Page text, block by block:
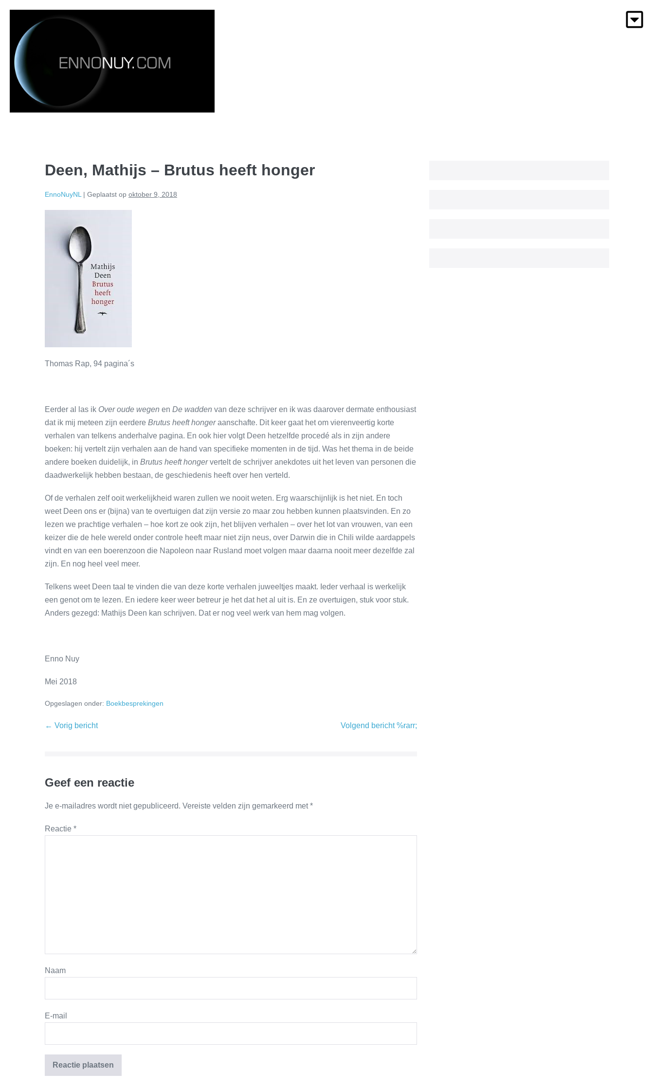
Deen, Mathijs – Brutus heeft honger
EnnoNuyNL | Geplaatst op oktober 9, 2018
Thomas Rap, 94 pagina´s
Eerder al las ik Over oude wegen en De wadden van deze schrijver en ik was daarover dermate enthousiast
dat ik mij meteen zijn eerdere Brutus heeft hongeraanschafte. Dit keer gaat het om vierenveertig korte
verhalen van telkens anderhalve pagina. En ook hier volgt Deen hetzelfde procedé als in zijn andere
boeken: hij vertelt zijn verhalen aan de hand van specifieke momenten in de tijd. Was het thema in de beide
andere boeken duidelijk, in Brutus heeft hongervertelt de schrijver anekdotes uit het leven van personen die
daadwerkelijk hebben bestaan, de geschiedenis heeft over hen verteld.
Of de verhalen zelf ooit werkelijkheid waren zullen we nooit weten. Erg waarschijnlijk is het niet. En toch
weet Deen ons er (bijna) van te overtuigen dat zijn versie zo maar zou hebben kunnen plaatsvinden. En zo
lezen we prachtige verhalen – hoe kort ze ook zijn, het blijven verhalen – over het lot van vrouwen, van een
keizer die de hele wereld onder controle heeft maar niet zijn neus, over Darwin die in Chili wilde aardappels
vindt en van een boerenzoon die Napoleon naar Rusland moet volgen maar daarna nooit meer dezelfde zal
zijn. En nog heel veel meer.
Telkens weet Deen taal te vinden die van deze korte verhalen juweeltjes maakt. Ieder verhaal is werkelijk
een genot om te lezen. En iedere keer weer betreur je het dat het al uit is. En ze overtuigen, stuk voor stuk.
Anders gezegd: Mathijs Deen kan schrijven. Dat er nog veel werk van hem mag volgen.
Enno Nuy
Mei 2018
Opgeslagen onder: Boekbesprekingen
← Vorig bericht Volgend bericht %rarr;
Geef een reactie
Je e-mailadres wordt niet gepubliceerd. Vereiste velden zijn gemarkeerd met*
Reactie *
Naam
E-mail